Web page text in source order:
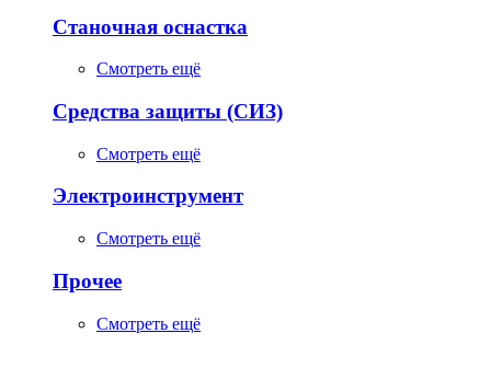
Станочная оснастка
Смотреть ещё
Средства защиты (СИЗ)
Смотреть ещё
Электроинструмент
Смотреть ещё
Прочее
Смотреть ещё